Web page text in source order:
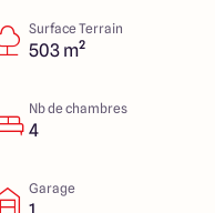
4.8
Surface Terrain
503 m²
Nb de chambres
4
Garage